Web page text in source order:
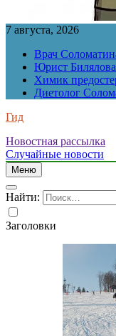
7 августа, 2026
Врач
Юрист
Химик
Диетолог
Гид
Новостная рассылка
Случайные новости
Меню
Найти:
Заголовки